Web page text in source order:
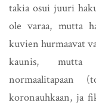
takia osui juuri
ole varaa, mutta
kuvien hurmaavat
kaunis, mutta
normaalitapaan
koronauhkaan, ja